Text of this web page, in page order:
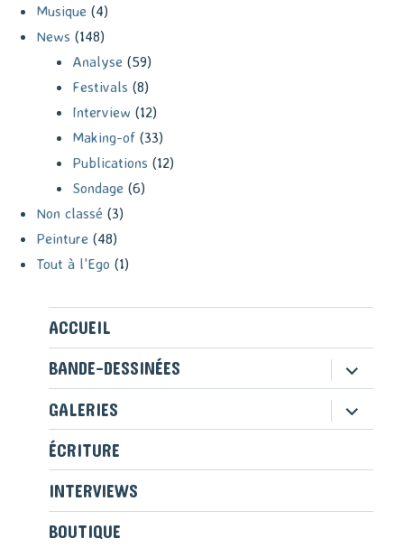
Musique (4)
News (148)
Analyse (59)
Festivals (8)
Interview (12)
Making-of (33)
Publications (12)
Sondage (6)
Non classé (3)
Peinture (48)
Tout à l'Ego (1)
ACCUEIL
BANDE-DESSINÉES
ouvrir
le
sous-
menu
GALERIES ouvrir
le
ÉCRITURE
INTERVIEWS
BOUTIQUE